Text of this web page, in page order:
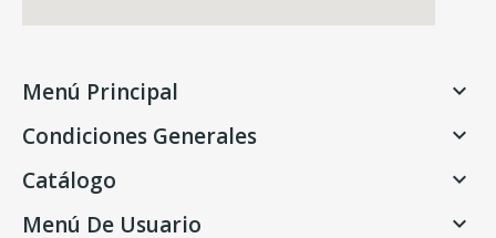
Menú Principal 
Condiciones Generales 
Catálogo 
Menú De Usuario 